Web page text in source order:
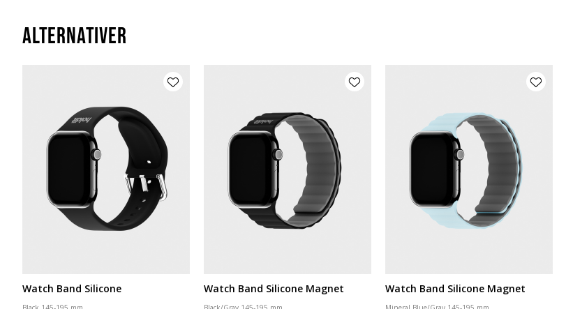
Alternativer
Watch Band Silicone Watch Band Silicone Magnet Watch Band Silicone Magnet